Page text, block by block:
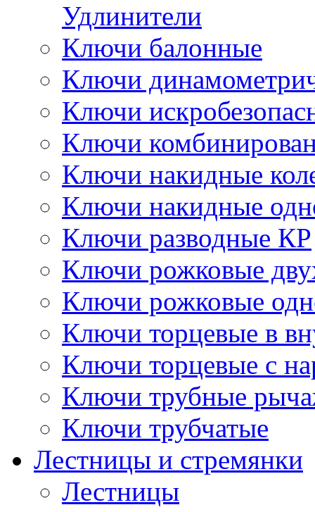
Удлинители
Ключи балонные
Ключи
Ключи
Ключи
Ключи накидные
Ключи накидные
Ключи разводные КР
Ключи рожковые
Ключи рожковые
Ключи торцевые в
Ключи торцевые с
Ключи трубные
Ключи трубчатые
Лестницы и стремянки
Лестницы